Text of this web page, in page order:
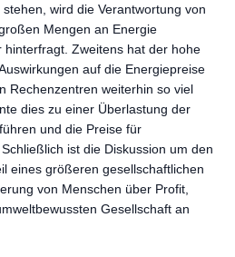
wird die Verantwortung von
Mengen an Energie
hinterfragt. Zweitens hat der hohe
auf die Energiepreise
Rechenzentren weiterhin so viel
dies zu einer Überlastung der
und die Preise für
ist die Diskussion um den
eines größeren gesellschaftlichen
von Menschen über Profit,
Gesellschaft an